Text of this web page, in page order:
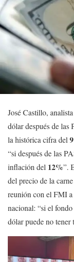
José Castillo,
dólar después de las
la histórica cifra del
“si después de las
inflación del 12%”.
del precio de la
reunión con el FMI a
nacional: “si el
dólar puede no tener